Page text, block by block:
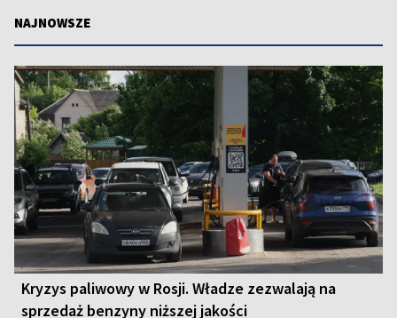
NAJNOWSZE
Kryzys paliwowy w Rosji. Władze zezwalają na
sprzedaż benzyny niższej jakości